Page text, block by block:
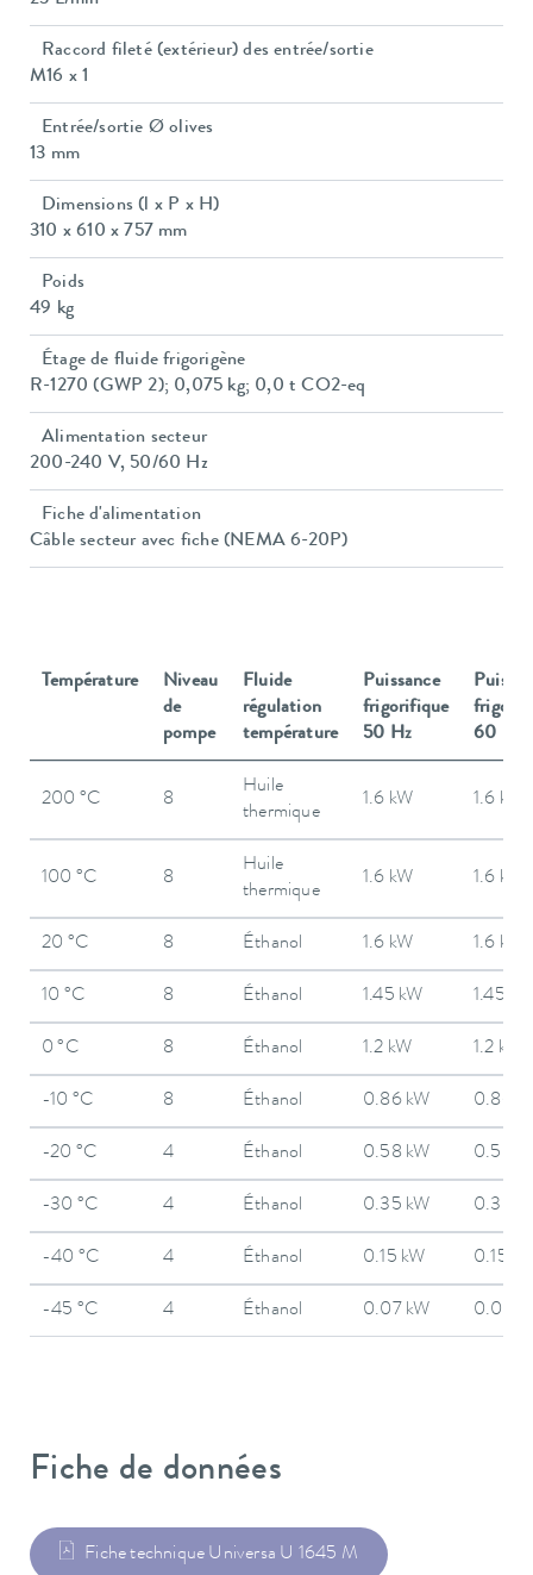
Raccord fileté (extérieur) des entrée/sortie
M16 x 1
Entrée/sortie Ø olives
13 mm
Dimensions (l x P x H)
310 x 610 x 757 mm
Poids
49 kg
Étage de fluide frigorigène
R-1270 (GWP 2); 0,075 kg; 0,0 t CO2-eq
Alimentation secteur
200-240 V, 50/60 Hz
Fiche d'alimentation
Câble secteur avec fiche (NEMA 6-20P)
Température
Niveau
de
pompe
Fluide
régulation
température
Puissance
frigorifique
50 Hz
60 Hz
200 °C 8
Huile
thermique
1.6 kW 1.6 kW
100 °C 8
Huile
thermique
1.6 kW 1.6 kW
20 °C 8 Éthanol 1.6 kW 1.6 kW
10 °C 8 Éthanol 1.45 kW 1.45 kW
0 °C 8 Éthanol 1.2 kW 1.2 kW
-10 °C 8 Éthanol 0.86 kW 0.86
-20 °C 4 Éthanol 0.58 kW 0.58
-30 °C 4 Éthanol 0.35 kW 0.35
-40 °C 4 Éthanol 0.15 kW 0.15
-45 °C 4 Éthanol 0.07 kW 0.07
Fiche de données
Fiche technique Universa U 1645 M